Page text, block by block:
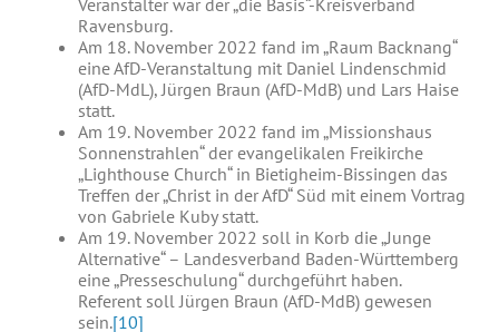
Veranstalter war der „die Basis“-Kreisverband
Ravensburg.
Am 18. November 2022 fand im „Raum Backnang“
eine AfD-Veranstaltung mit Daniel Lindenschmid
(AfD-MdL), Jürgen Braun (AfD-MdB) und Lars Haise
statt.
Am 19. November 2022 fand im „Missionshaus
Sonnenstrahlen“ der evangelikalen Freikirche
„Lighthouse Church“ in Bietigheim-Bissingen das
Treffen der „Christ in der AfD“ Süd mit einem Vortrag
von Gabriele Kuby statt.
Am 19. November 2022 soll in Korb die „Junge
Alternative“ – Landesverband Baden-Württemberg
eine „Presseschulung“ durchgeführt haben.
Referent soll Jürgen Braun (AfD-MdB) gewesen
sein.[10]